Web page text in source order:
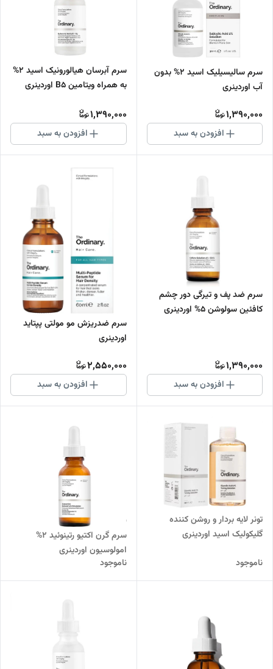
سرم سالیسیلیک اسید 2% بدون
آب اوردینری
1,390,000
افزودن به سبد
سرم آبرسان هیالورونیک اسید 2%
به همراه ویتامین B5 اوردینری
1,390,000
افزودن به سبد
سرم ضد پف و تیرگی دور چشم
کافئین سولوشن 5% اوردینری
1,390,000
افزودن به سبد
سرم ضدریزش مو‌ مولتی پپتاید
اوردینری
2,550,000
افزودن به سبد
تونر لایه بردار و روشن کننده
گلیکولیک اسید اوردینری
ناموجود
سرم گرن اکتیو رتینوئید 2%
امولوسیون اوردینری
ناموجود